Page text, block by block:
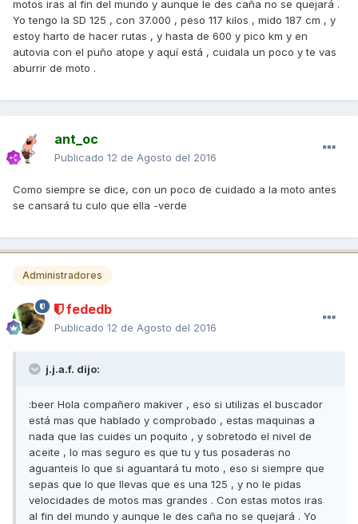
motos iras al fin del mundo y aunque le des caña no se quejará .
Yo tengo la SD 125 , con 37.000 , peso 117 kilos , mido 187 cm , y
estoy harto de hacer rutas , y hasta de 600 y pico km y en
autovia con el puño atope y aquí está , cuidala un poco y te vas
aburrir de moto .
ant_oc
Publicado 12 de Agosto del 2016
Como siempre se dice, con un poco de cuidado a la moto antes
se cansará tu culo que ella -verde
Administradores
fededb
Publicado 12 de Agosto del 2016
j.j.a.f. dijo:
:beer Hola compañero makiver , eso si utilizas el buscador
está mas que hablado y comprobado , estas maquinas a
nada que las cuides un poquito , y sobretodo el nivel de
aceite , lo mas seguro es que tu y tus posaderas no
aguanteis lo que si aguantará tu moto , eso si siempre que
sepas que lo que llevas que es una 125 , y no le pidas
velocidades de motos mas grandes . Con estas motos iras
al fin del mundo y aunque le des caña no se quejará . Yo